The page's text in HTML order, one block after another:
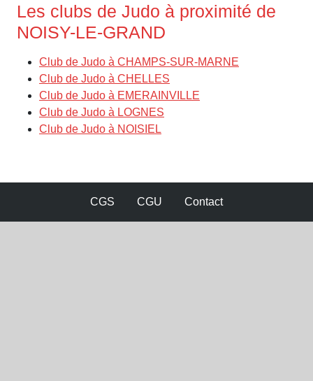
Les clubs de Judo à proximité de
NOISY-LE-GRAND
Club de Judo à CHAMPS-SUR-MARNE
Club de Judo à CHELLES
Club de Judo à EMERAINVILLE
Club de Judo à LOGNES
Club de Judo à NOISIEL
CGS CGU Contact